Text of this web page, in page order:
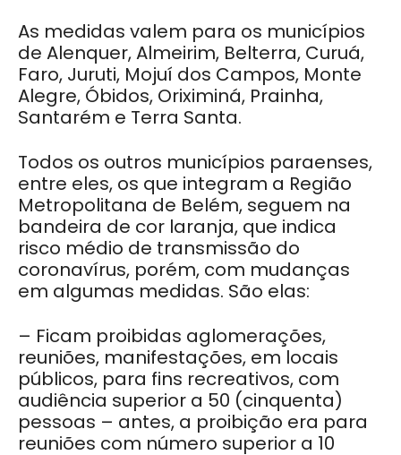
As medidas valem para os municípios
de Alenquer, Almeirim, Belterra, Curuá,
Faro, Juruti, Mojuí dos Campos, Monte
Alegre, Óbidos, Oriximiná, Prainha,
Santarém e Terra Santa.
Todos os outros municípios paraenses,
entre eles, os que integram a Região
Metropolitana de Belém, seguem na
bandeira de cor laranja, que indica
risco médio de transmissão do
coronavírus, porém, com mudanças
em algumas medidas. São elas:
– Ficam proibidas aglomerações,
reuniões, manifestações, em locais
públicos, para fins recreativos, com
audiência superior a 50 (cinquenta)
pessoas – antes, a proibição era para
reuniões com número superior a 10